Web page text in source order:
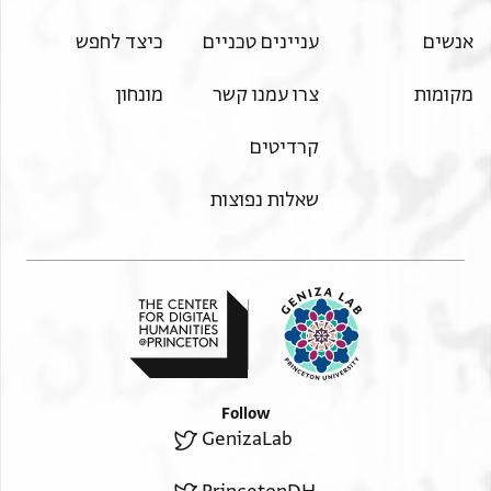
דאר אלפרנאס עלון ט'
דאר אלנאקה כ''ג
דאר סלימן אלמנגם ג'
זקאק כביצה י''ד
דאר אלמדללה ל''ט
דאר בן אלקאבסי י''ו נצף
דאר אללפאחה י''ב ונצף
Al-Qālūs, the compound adjacent to al-diyār, 2.
Dār al-Parnās ʿAllūn, 9.
Dār al-Nāqa, 23.
Dār Sulaymān al-Munajjim, 3.
Dār b. al-Kuwayyis, a quarter, 3.
Dār Hiba al-Abzārī, a quarter, 13.
Dār al-Mudallala, 39.
Dār b. al-Qābisī, 16½.
Dār b. al-Ṣabbāgh, 10½.
Dār Ṭahir al-Fuqqāʿī ….
אנשים
מקומות
עניינים טכניים
צרו עמנו קשר
קרדיטים
שאלות נפוצות
כיצד לחפש
מונחון
Follow
GenizaLab